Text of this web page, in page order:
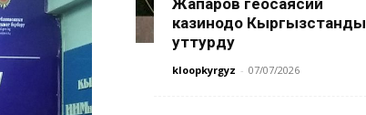
Жапаров геосаясий
казинодо Кыргызстанды
уттурду
kloopkyrgyz - 07/07/2026